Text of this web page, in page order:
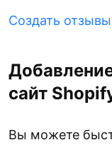
Создать
сайт
Вы можете